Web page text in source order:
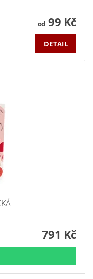
od99 Kč
DETAIL
791 Kč